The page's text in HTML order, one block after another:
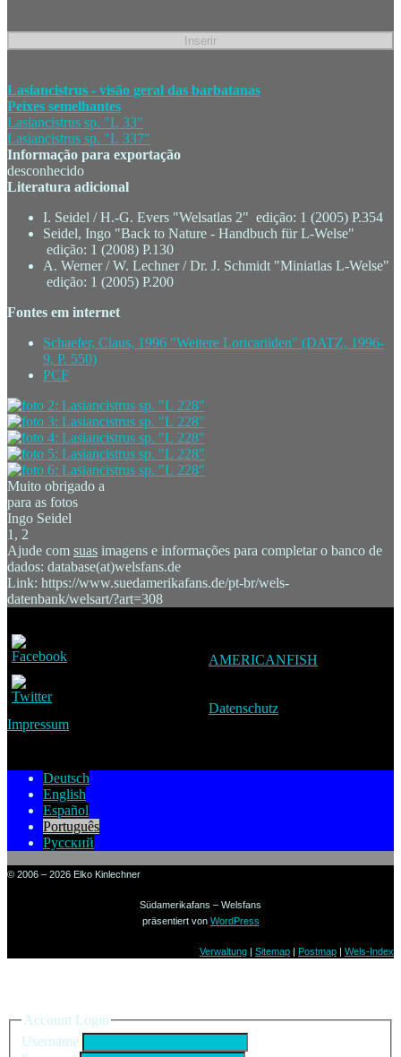
Lasiancistrus - visão geral das barbatanas
Peixes semelhantes
Lasiancistrus sp. "L 33"
Lasiancistrus sp. "L 337"
Informação para exportação
desconhecido
Literatura adicional
I. Seidel / H.-G. Evers "Welsatlas 2" edição: 1 (2005) P.354
Seidel, Ingo "Back to Nature - Handbuch für L-Welse"
edição: 1 (2008) P.130
A. Werner / W. Lechner / Dr. J. Schmidt "Miniatlas L-Welse"
edição: 1 (2005) P.200
Fontes em internet
Schaefer, Claus, 1996 "Weitere Loricariiden" (DATZ, 1996-
9, P. 550)
PCF
Muito obrigado a
para as fotos
Ingo Seidel
1, 2
Ajude com suas imagens e informações para completar o banco de
dados: database(at)welsfans.de
Link: https://www.suedamerikafans.de/pt-br/wels-
datenbank/welsart/?art=308
AMERICANFISH
Datenschutz
Impressum
Deutsch
English
Español
Português
Русский
© 2006 – 2026 Elko Kinlechner
Südamerikafans – Welsfans
präsentiert von WordPress
Verwaltung Sitemap Postmap Wels-Index
Account Login
Username